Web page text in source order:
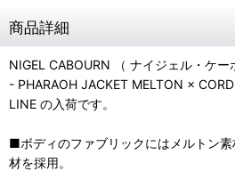
商品詳細
NIGEL CABOURN （ ナイジェル・ケ
- PHARAOH JACKET MELTON ×
LINE の入荷です。
■ボディのファブリックにはメルトン
材を採用。